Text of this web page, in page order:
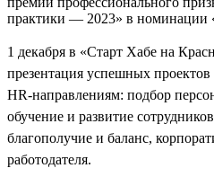
практики — 2023» в номинации
1 декабря в «Старт Хабе на
презентация успешных
HR-направлениям: подбор
обучение и развитие
благополучие и баланс,
работодателя.